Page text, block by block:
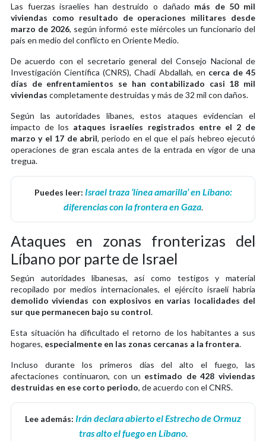
Las fuerzas israelíes han destruido o dañado más de 50 mil
viviendas como resultado de operaciones militares desde
marzo de 2026, según informó este miércoles un funcionario del
país en medio del conflicto en Oriente Medio.
De acuerdo con el secretario general del Consejo Nacional de
Investigación Científica (CNRS), Chadi Abdallah, en cerca de 45
días de enfrentamientos se han contabilizado casi 18 mil
viviendas completamente destruidas y más de 32 mil con daños.
Según las autoridades libanes, estos ataques evidencian el
impacto de los ataques israelíes registrados entre el 2 de
marzo y el 17 de abril, periodo en el que el país hebreo ejecutó
operaciones de gran escala antes de la entrada en vigor de una
tregua.
Puedes leer: Israel traza ‘línea amarilla’ en Líbano:
diferencias con la frontera en Gaza.
Ataques en zonas fronterizas del
Líbano por parte de Israel
Según autoridades libanesas, así como testigos y material
recopilado por medios internacionales, el ejército israelí habría
demolido viviendas con explosivos en varias localidades del
sur que permanecen bajo su control.
Esta situación ha dificultado el retorno de los habitantes a sus
hogares, especialmente en las zonas cercanas a la frontera.
Incluso durante los primeros días del alto el fuego, las
afectaciones continuaron, con un estimado de 428 viviendas
destruidas en ese corto periodo, de acuerdo con el CNRS.
Lee además: Irán declara abierto el Estrecho de Ormuz
tras alto el fuego en Líbano.